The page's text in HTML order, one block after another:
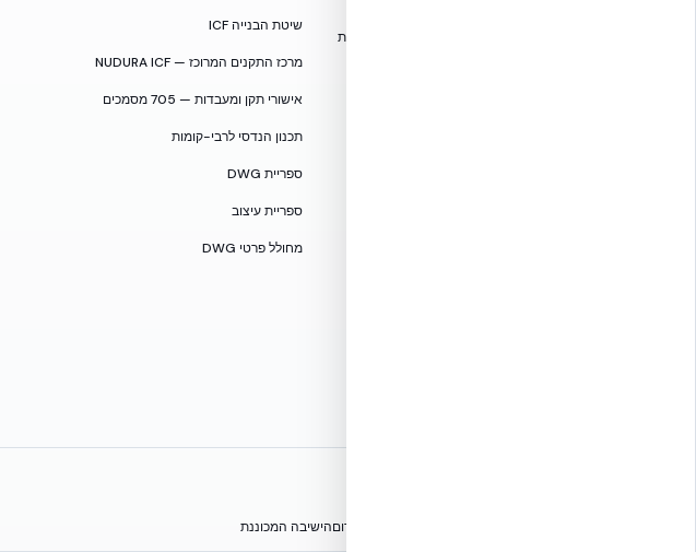
טכנולוגיות בנייה מתקדמות, ספריות תכנון, הדרכה מקצועית
שיטת הבנייה ICF
מרכז התקנים המרוכז — NUDURA ICF
אישורי תקן ומעבדות — 705 מסמכים
תכנון הנדסי לרבי-קומות
ספריית DWG
ספריית עיצוב
מחולל פרטי DWG
מגילת הפורוםהישיבה המכוננת